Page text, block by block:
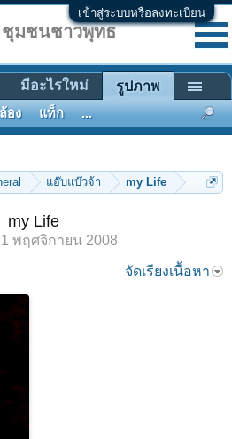
เข้าสู่ระบบหรือลงทะเบียน
แอ๊บแบ๊วจ้า my Life
my Life
พฤศจิกายน 2008
จัดเรียงเนื้อหา
ชุมชนชาวพุทธ
มีอะไรใหม่ รูปภาพ
อง แท็ก ...